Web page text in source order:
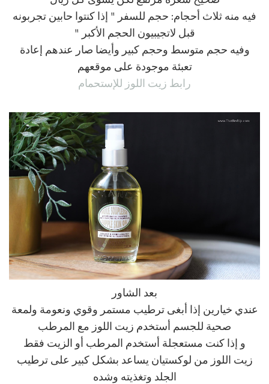
فيه منه ثلاث أحجام: حجم للسفر " إذا كنتوا حابين تجربونه
قبل لاتجيبيون الحجم الأكبر "
وفيه حجم متوسط وحجم كبير وأيضا صار عندهم إعادة
تعبئة موجودة على موقعهم
رابط زيت اللوز للإستحمام
بعد الشاور
عندي خيارين إذا أبغى ترطيب مستمر وقوي ونعومة ولمعة
صحية للجسم أستخدم زيت اللوز مع المرطب
و إذا كنت مستعجلة أستخدم المرطب أو الزيت فقط
زيت اللوز من لوكستيان يساعد بشكل كبير على ترطيب
الجلد وتغذيته وشده